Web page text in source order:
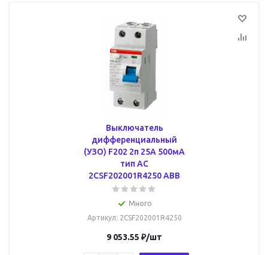
Выключатель
дифференциальный
(УЗО) F202 2п 25А 500мА
тип AC
2CSF202001R4250 ABB
Много
Артикул: 2CSF202001R4250
9 053.55 ₽/шт